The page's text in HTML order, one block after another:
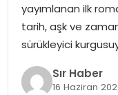
yayımlanan ilk
tarih, aşk ve
sürükleyici
Sır Haber
16 Haziran